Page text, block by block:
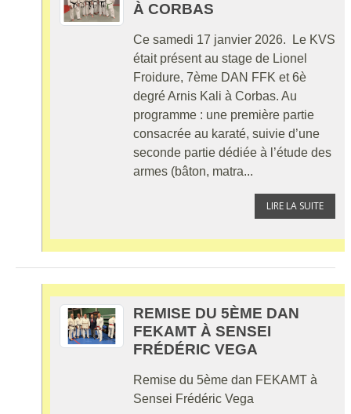
À CORBAS
Ce samedi 17 janvier 2026. Le KVS
était présent au stage de Lionel
Froidure, 7ème DAN FFK et 6è
degré Arnis Kali à Corbas. Au
programme : une première partie
consacrée au karaté, suivie d’une
seconde partie dédiée à l’étude des
armes (bâton, matra...
LIRE LA SUITE
REMISE DU 5ÈME DAN
FEKAMT À SENSEI
FRÉDÉRIC VEGA
Remise du 5ème dan FEKAMT à
Sensei Frédéric Vega